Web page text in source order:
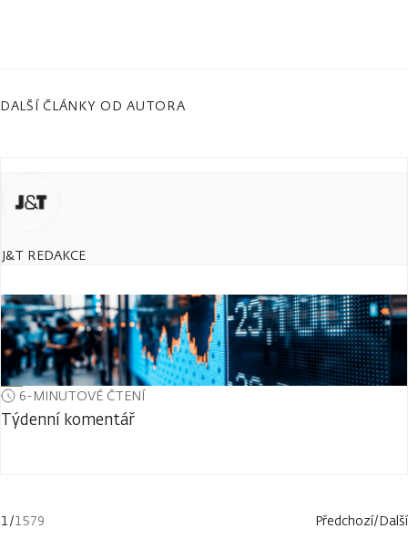
DALŠÍ ČLÁNKY OD AUTORA
J&T REDAKCE
6-MINUTOVÉ ČTENÍ
Týdenní komentář
1/1579 Předchozí/Další